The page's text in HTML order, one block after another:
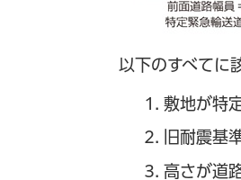
以下のすべてに
敷地が特
旧耐震基
高さが道